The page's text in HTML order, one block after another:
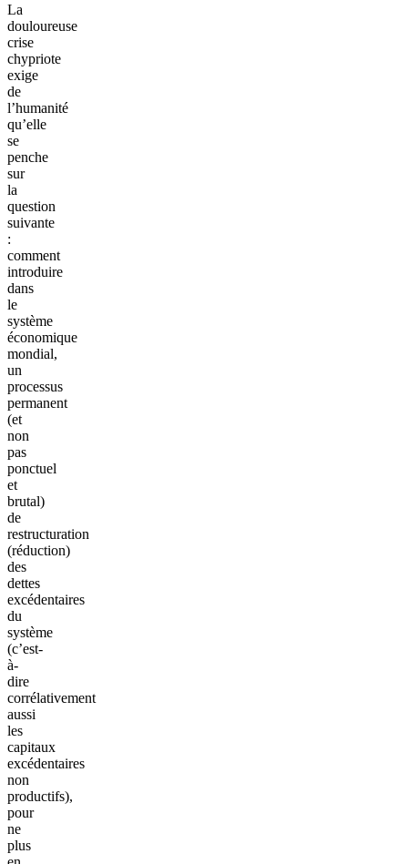
La
douloureuse
crise
chypriote
exige
de
l’humanité
qu’elle
se
penche
sur
la
question
suivante
:
comment
introduire
dans
le
système
économique
mondial,
un
processus
permanent
(et
non
pas
ponctuel
et
brutal)
de
restructuration
(réduction)
des
dettes
excédentaires
du
système
(c’est-
à-
dire
corrélativement
aussi
les
capitaux
excédentaires
non
productifs),
pour
ne
plus